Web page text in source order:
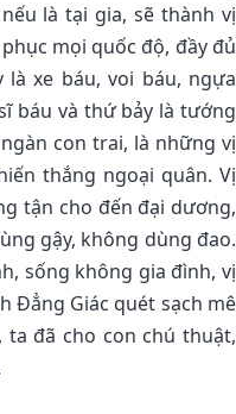
là tại gia, sẽ thành vị
mọi quốc độ, đầy đủ
là xe báu, voi báu, ngựa
báu và thứ bảy là tướng
con trai, là những vị
thắng ngoại quân. Vị
tận cho đến đại dương,
gậy, không dùng đao.
sống không gia đình, vị
Ðẳng Giác quét sạch mê
đã cho con chú thuật,